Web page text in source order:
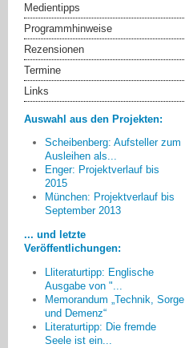
Medientipps
Programmhinweise
Rezensionen
Termine
Links
Auswahl aus den Projekten:
Scheibenberg: Aufsteller zum
Ausleihen als...
Enger: Projektverlauf bis
2015
München: Projektverlauf bis
September 2013
... und letzte
Veröffentlichungen:
Lliteraturtipp: Englische
Ausgabe von "...
Memorandum „Technik, Sorge
und Demenz“
Literaturtipp: Die fremde
Seele ist ein...
Zur "Demenzfreundlichkeit"
Kreis Düren fehlen noch
Betreuungsangebote am
Wochenende und in der Nacht.
Monika Sandjon, Düren